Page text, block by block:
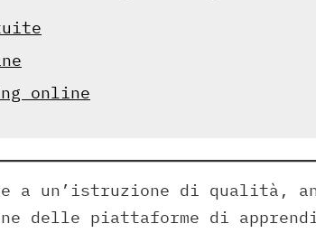
online
a un’istruzione di qualità,
delle piattaforme di